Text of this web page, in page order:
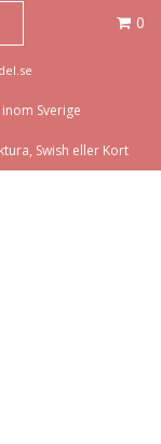
0
Sverige
Swish eller Kort